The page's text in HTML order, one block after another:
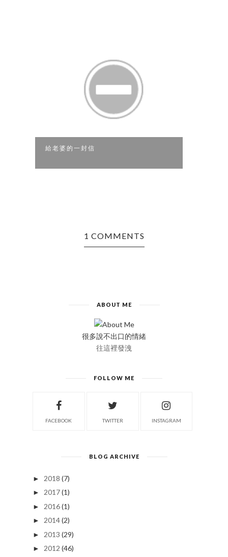
給老婆的一封信
1 COMMENTS
ABOUT ME
很多說不出口的情緒
往這裡發洩
FOLLOW ME
FACEBOOK TWITTER INSTAGRAM
BLOG ARCHIVE
► 2018 (7)
► 2017(1)
► 2016(1)
► 2014(2)
► 2013 (29)
► 2012 (46)